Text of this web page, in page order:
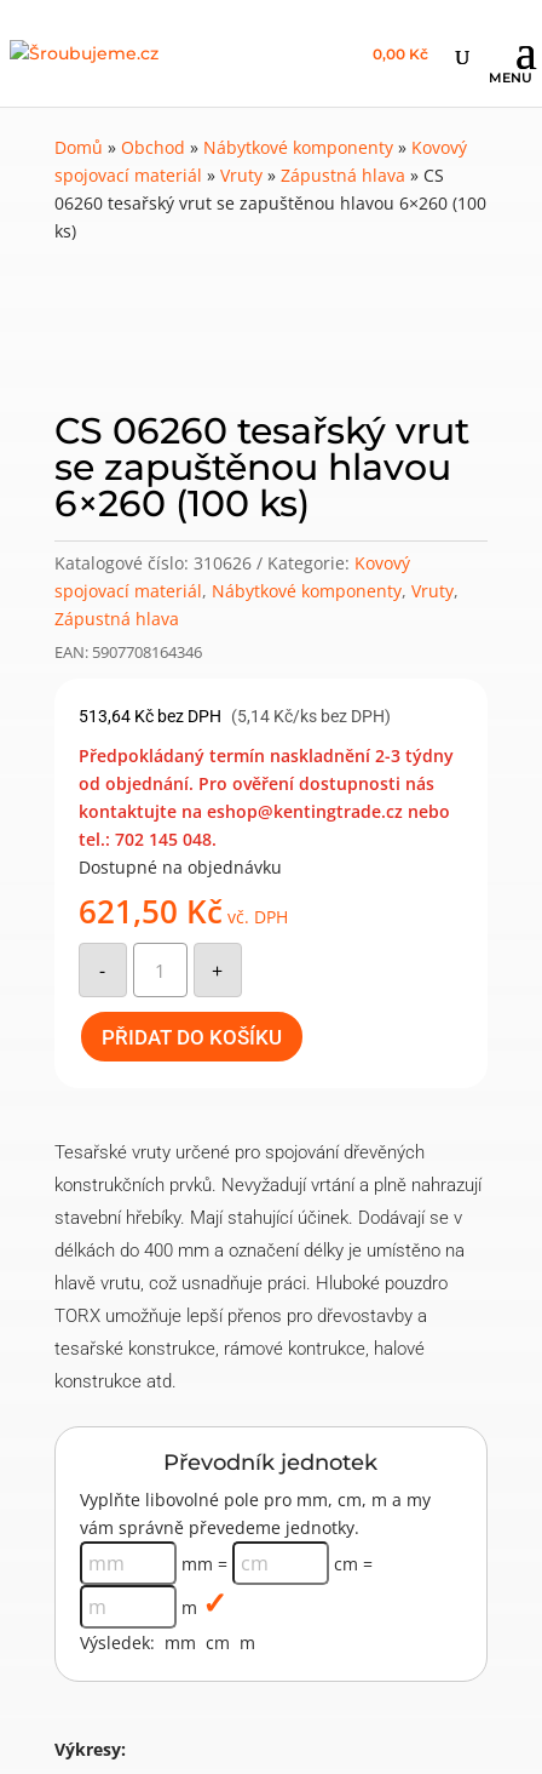
0,00 Kč
Domů » Obchod » Nábytkové komponenty» Kovový
spojovací materiál » Vruty» Zápustná hlava » CS
06260 tesařský vrut se zapuštěnou hlavou 6×260 (100
ks)
CS 06260 tesařský vrut
se zapuštěnou hlavou
6×260 (100 ks)
Katalogové číslo: 310626 Kategorie: Kovový
spojovací materiál, Nábytkové komponenty, Vruty,
Zápustná hlava
EAN: 5907708164346
513,64 Kč bez DPH (5,14 Kč/ks bez DPH)
Předpokládaný termín naskladnění 2-3 týdny
od objednání. Pro ověření dostupnosti nás
kontaktujte na eshop@kentingtrade.cz nebo
tel.: 702 145 048.
Dostupné na objednávku
621,50 Kč vč. DPH
-
CS
06260
tesařský
vrut
se
zapuštěnou
hlavou
6x260
+
PŘIDAT DO KOŠÍKU
Tesařské vruty určené pro spojování dřevěných
konstrukčních prvků. Nevyžadují vrtání a plně nahrazují
stavební hřebíky. Mají stahující účinek. Dodávají se v
délkách do 400 mm a označení délky je umístěno na
hlavě vrutu, což usnadňuje práci. Hluboké pouzdro
TORX umožňuje lepší přenos pro dřevostavby a
tesařské konstrukce, rámové kontrukce, halové
konstrukce atd.
Převodník jednotek
Vyplňte libovolné pole pro mm, cm, m a my
vám správně převedeme jednotky.
mm =
cm =
m
Výsledek: mm cm m
Výkresy: